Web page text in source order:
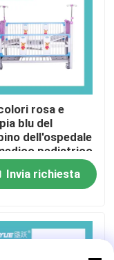
rosa e
blu del
dell'ospedale
pediatrico
Invia richiesta